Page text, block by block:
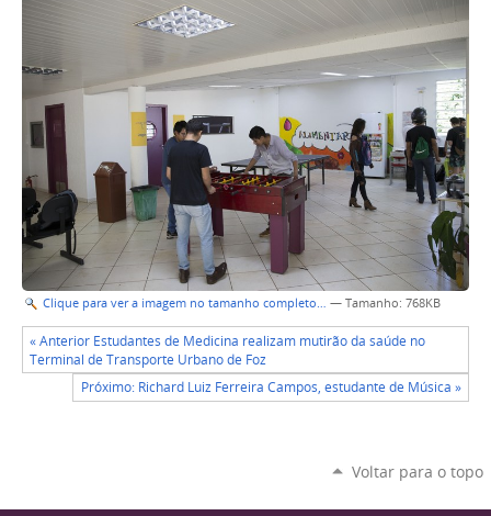
Clique para ver a imagem no tamanho completo… — Tamanho: 768KB
« Anterior Estudantes de Medicina realizam mutirão da saúde no
Terminal de Transporte Urbano de Foz
Próximo: Richard Luiz Ferreira Campos, estudante de Música »
Voltar para o topo